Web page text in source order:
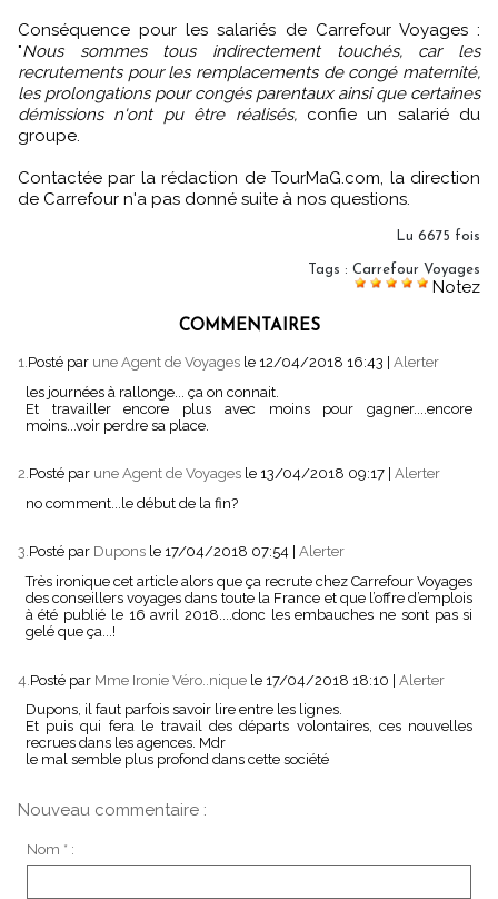
Conséquence pour les salariés de Carrefour Voyages :
"Nous sommes tous indirectement touchés, car les
recrutements pour les remplacements de congé maternité,
les prolongations pour congés parentaux ainsi que certaines
démissions n'ont pu être réalisés,confie un salarié du
groupe.
Contactée par la rédaction de TourMaG.com, la direction
de Carrefour n'a pas donné suite à nos questions.
Lu 6675 fois
Tags : Carrefour Voyages
Notez
COMMENTAIRES
1.Posté par une Agent de Voyages le 12/04/2018 16:43
Alerter
les journées à rallonge... ça on connait.
Et travailler encore plus avec moins pour gagner....encore
moins...voir perdre sa place.
2.Posté par une Agent de Voyages le 13/04/2018 09:17 Alerter
no comment...le début de la fin?
3.Posté par Dupons le 17/04/2018 07:54
Alerter
Très ironique cet article alors que ça recrute chez Carrefour Voyages
des conseillers voyages dans toute la France et que l’offre d’emplois
à été publié le 16 avril 2018....donc les embauches ne sont pas si
gelé que ça...!
4. Posté par Mme Ironie Véro..nique le 17/04/2018 18:10 | Alerter
Dupons, il faut parfois savoir lire entre les lignes.
Et puis qui fera le travail des départs volontaires, ces nouvelles
recrues dans les agences. Mdr
le mal semble plus profond dans cette société
Nouveau commentaire :
Nom * :